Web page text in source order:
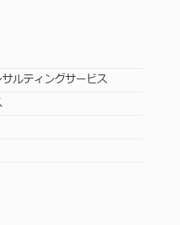
ルティングサービス